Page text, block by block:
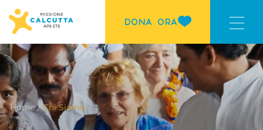
DONA ORA
Home /Chi Siamo